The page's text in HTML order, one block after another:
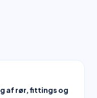
af rør, fittings og